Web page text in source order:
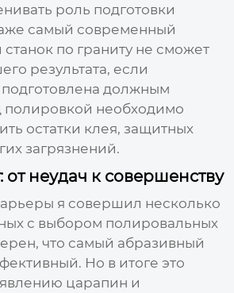
роль подготовки
самый современный
по граниту не сможет
результата, если
подготовлена должным
полировкой необходимо
остатки клея, защитных
загрязнений.
неудач к совершенству
я совершил несколько
с выбором полировальных
что самый абразивный
Но в итоге это
царапин и